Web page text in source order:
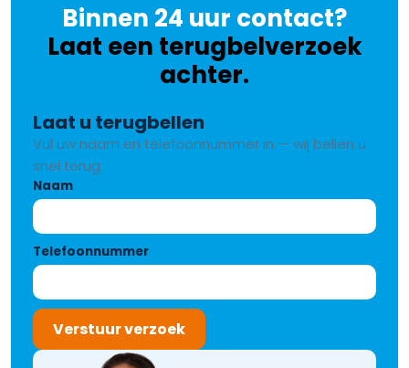
Binnen 24 uur contact?
Laat een terugbelverzoek
achter.
Laat u terugbellen
Vul uw naam en telefoonnummer in — wij bellen u
snel terug.
Naam
Telefoonnummer
Verstuur verzoek